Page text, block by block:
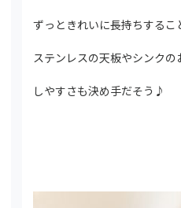
ずっときれいに長持ちするこ
ステンレスの天板やシンクの
しやすさも決め手だそう♪